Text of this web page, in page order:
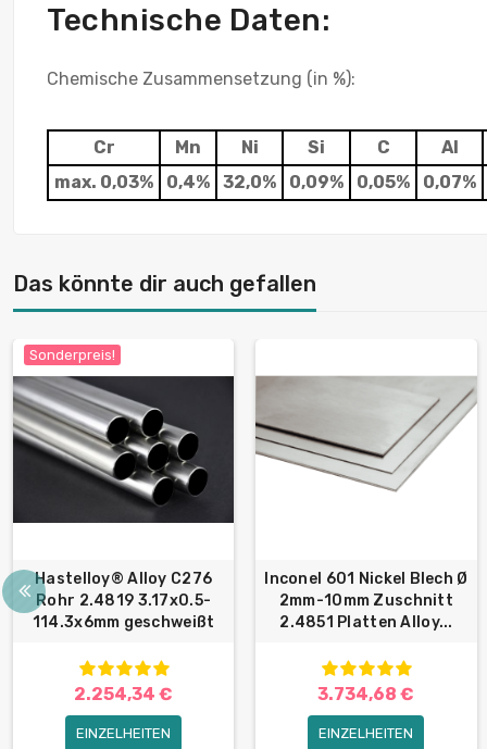
Technische Daten:
Chemische Zusammensetzung (in %):
Cr Mn Ni Si C Al
max. 0,03%
0,4% 32,0% 0,09% 0,05% 0,07%
Das könnte dir auch gefallen
Sonderpreis!
Hastelloy® Alloy C276
Rohr 2.4819 3.17x0.5-
114.3х6mm geschweißt
2.254,34 €
EINZELHEITEN
Inconel 601 Nickel Blech Ø
2mm-10mm Zuschnitt
2.4851 Platten Alloy...
3.734,68 €
EINZELHEITEN